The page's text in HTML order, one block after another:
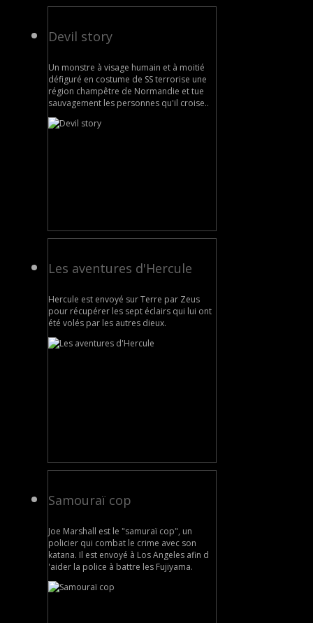
Devil story
Un monstre à visage humain et à moitié
défiguré en costume de SS terrorise une
région champêtre de Normandie et tue
sauvagement les personnes qu'il croise..
Les aventures d'Hercule
Hercule est envoyé sur Terre par Zeus
pour récupérer les sept éclairs qui lui ont
été volés par les autres dieux.
Samouraï cop
Joe Marshall est le "samuraï cop", un
policier qui combat le crime avec son
katana. Il est envoyé à Los Angeles afin d
'aider la police à battre les Fujiyama.